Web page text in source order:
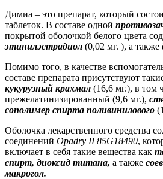
Димиа – это препарат, который
таблеток. В составе одной
покрытой оболочкой белого цвета
этинилэстрадиол (0,02 мг. ), а также
Помимо того, в качестве
составе препарата присутствуют
кукурузный крахмал (16,6 мг.), в том
прежелатинизированный (9,6 мг.),
сополимер спирта поливинилового
Оболочка лекарственного средства
соединений Opadry II 85G18490,
включает в себя такие вещества как
спирт, диоксид титана, а также
макрогол.